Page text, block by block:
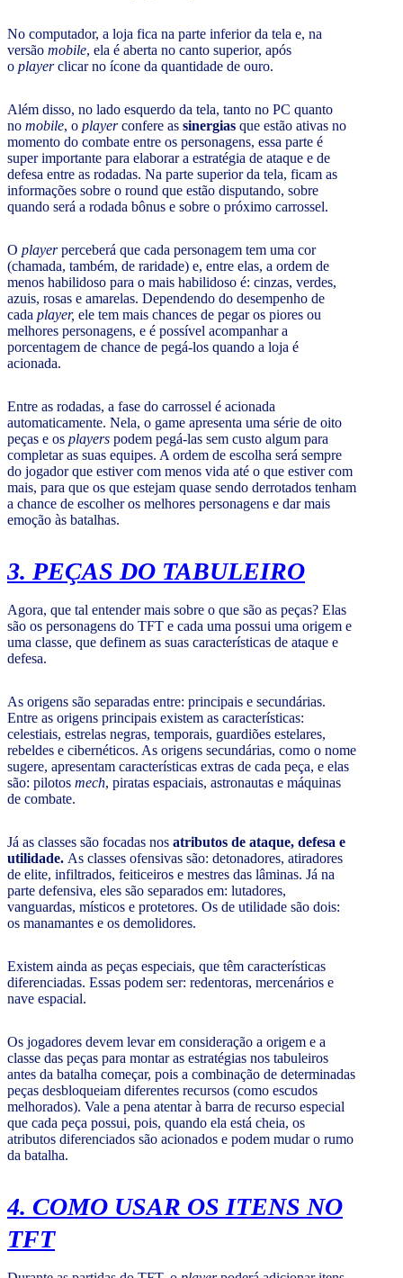
No computador, a loja fica na parte inferior da tela e, na
versão mobile, ela é aberta no canto superior, após
o playerclicar no ícone da quantidade de ouro.
Além disso, no lado esquerdo da tela, tanto no PC quanto
no mobile, o playerconfere as sinergias que estão ativas no
momento do combate entre os personagens, essa parte é
super importante para elaborar a estratégia de ataque e de
defesa entre as rodadas. Na parte superior da tela, ficam as
informações sobre o round que estão disputando, sobre
quando será a rodada bônus e sobre o próximo carrossel.
O playerperceberá que cada personagem tem uma cor
(chamada, também, de raridade) e, entre elas, a ordem de
menos habilidoso para o mais habilidoso é: cinzas, verdes,
azuis, rosas e amarelas. Dependendo do desempenho de
cada player, ele tem mais chances de pegar os piores ou
melhores personagens, e é possível acompanhar a
porcentagem de chance de pegá-los quando a loja é
acionada.
Entre as rodadas, a fase do carrossel é acionada
automaticamente. Nela, o game apresenta uma série de oito
peças e os players podem pegá-las sem custo algum para
completar as suas equipes. A ordem de escolha será sempre
do jogador que estiver com menos vida até o que estiver com
mais, para que os que estejam quase sendo derrotados tenham
a chance de escolher os melhores personagens e dar mais
emoção às batalhas.
3. PEÇAS DO TABULEIRO
Agora, que tal entender mais sobre o que são as peças? Elas
são os personagens do TFT e cada uma possui uma origem e
uma classe, que definem as suas características de ataque e
defesa.
As origens são separadas entre: principais e secundárias.
Entre as origens principais existem as características:
celestiais, estrelas negras, temporais, guardiões estelares,
rebeldes e cibernéticos. As origens secundárias, como o nome
sugere, apresentam características extras de cada peça, e elas
são: pilotos mech, piratas espaciais, astronautas e máquinas
de combate.
Já as classes são focadas nos atributos de ataque, defesa e
utilidade. As classes ofensivas são: detonadores, atiradores
de elite, infiltrados, feiticeiros e mestres das lâminas. Já na
parte defensiva, eles são separados em: lutadores,
vanguardas, místicos e protetores. Os de utilidade são dois:
os manamantes e os demolidores.
Existem ainda as peças especiais, que têm características
diferenciadas. Essas podem ser: redentoras, mercenários e
nave espacial.
Os jogadores devem levar em consideração a origem e a
classe das peças para montar as estratégias nos tabuleiros
antes da batalha começar, pois a combinação de determinadas
peças desbloqueiam diferentes recursos (como escudos
melhorados). Vale a pena atentar à barra de recurso especial
que cada peça possui, pois, quando ela está cheia, os
atributos diferenciados são acionados e podem mudar o rumo
da batalha.
4. COMO USAR OS ITENS NO
TFT